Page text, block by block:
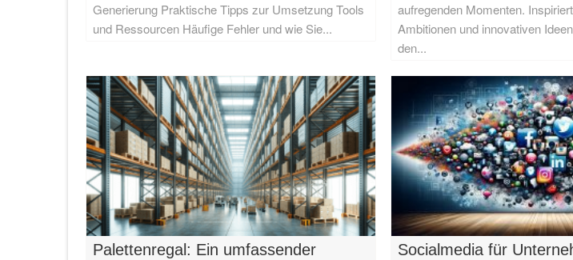
Generierung Praktische Tipps zur Umsetzung Tools
und Ressourcen Häufige Fehler und wie Sie...
aufregenden Momenten.
Ambitionen und innovativen
den...
Palettenregal: Ein umfassender
Socialmedia für